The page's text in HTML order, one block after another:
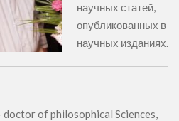
научных статей,
опубликованных в
научных изданиях.
of philosophical Sciences,